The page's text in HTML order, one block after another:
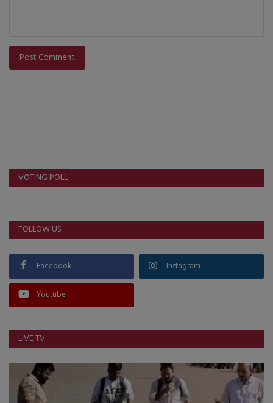
Post Comment
VOTING POLL
FOLLOW US
Facebook Instagram
Youtube
LIVE TV